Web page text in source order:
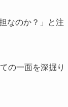
なのか？」と注
の一面を深掘り